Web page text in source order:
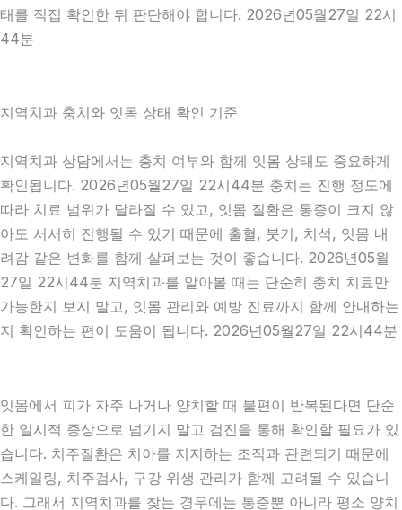
태를 직접 확인한 뒤 판단해야 합니다. 2026년05월27일 22시
44분
지역치과 충치와 잇몸 상태 확인 기준
지역치과 상담에서는 충치 여부와 함께 잇몸 상태도 중요하게
확인됩니다. 2026년05월27일 22시44분 충치는 진행 정도에
따라 치료 범위가 달라질 수 있고, 잇몸 질환은 통증이 크지 않
아도 서서히 진행될 수 있기 때문에 출혈, 붓기, 치석, 잇몸 내
려감 같은 변화를 함께 살펴보는 것이 좋습니다. 2026년05월
27일 22시44분 지역치과를 알아볼 때는 단순히 충치 치료만
가능한지 보지 말고, 잇몸 관리와 예방 진료까지 함께 안내하는
지 확인하는 편이 도움이 됩니다. 2026년05월27일 22시44분
잇몸에서 피가 자주 나거나 양치할 때 불편이 반복된다면 단순
한 일시적 증상으로 넘기지 말고 검진을 통해 확인할 필요가 있
습니다. 치주질환은 치아를 지지하는 조직과 관련되기 때문에
스케일링, 치주검사, 구강 위생 관리가 함께 고려될 수 있습니
다. 그래서 지역치과를 찾는 경우에는 통증뿐 아니라 평소 양치